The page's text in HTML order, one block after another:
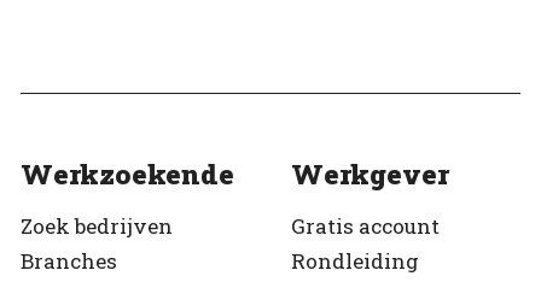
Werkzoekende
Zoek bedrijven
Branches
Werkgever
Gratis account
Rondleiding